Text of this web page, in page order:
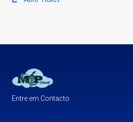
Entre em Contacto